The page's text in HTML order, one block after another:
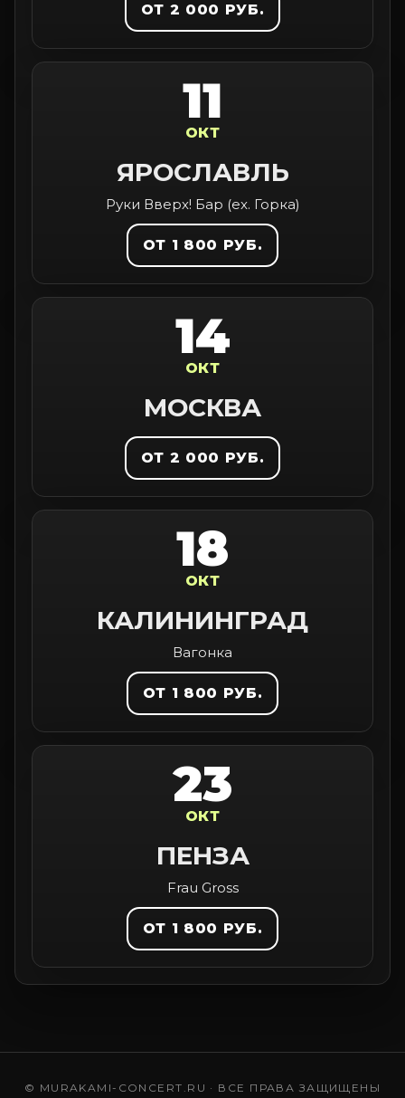
ОТ 2 000 РУБ.
11
ОКТ
ЯРОСЛАВЛЬ
Руки Вверх! Бар (ex. Горка)
ОТ 1 800 РУБ.
14
ОКТ
МОСКВА
ОТ 2 000 РУБ.
18
ОКТ
КАЛИНИНГРАД
Вагонка
ОТ 1 800 РУБ.
23
ОКТ
ПЕНЗА
Frau Gross
ОТ 1 800 РУБ.
© MURAKAMI-CONCERT.RU · ВСЕ ПРАВА ЗАЩИЩЕНЫ